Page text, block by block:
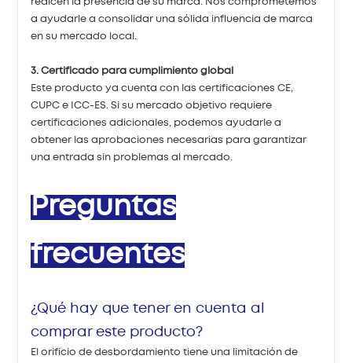
a ayudarle a consolidar una sólida influencia de marca
en su mercado local.
3. Certificado para cumplimiento global
Este producto ya cuenta con las certificaciones CE,
CUPC e ICC-ES. Si su mercado objetivo requiere
certificaciones adicionales, podemos ayudarle a
obtener las aprobaciones necesarias para garantizar
una entrada sin problemas al mercado.
Preguntas
frecuentes
¿Qué hay que tener en cuenta al
comprar este producto?
El orificio de desbordamiento tiene una limitación de